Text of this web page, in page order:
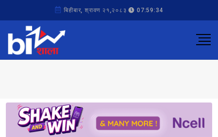
बिहीबार, श्रावण २१,२०८३ 07:59:34